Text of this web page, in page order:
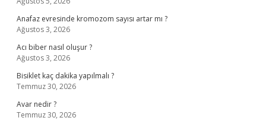
Anafaz evresinde kromozom sayısı artar mı ?
Ağustos 3, 2026
Acı biber nasıl oluşur ?
Ağustos 3, 2026
Bisiklet kaç dakika yapılmalı ?
Temmuz 30, 2026
Avar nedir ?
Temmuz 30, 2026